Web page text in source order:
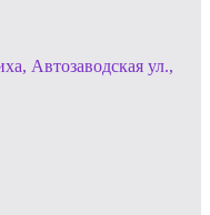
Автозаводская ул.,